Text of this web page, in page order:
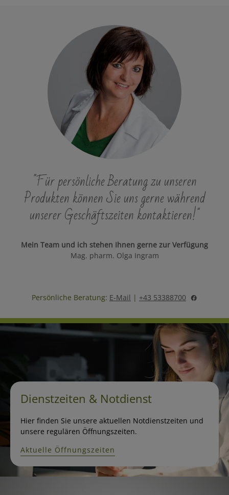
"Für persönliche Beratung zu unseren
Produkten können Sie uns gerne während
unserer Geschäftszeiten kontaktieren!"
Mein Team und ich stehen Ihnen gerne zur Verfügung
Mag. pharm. Olga Ingram
Persönliche Beratung: E-Mail | +43 53388700
Dienstzeiten & Notdienst
Hier finden Sie unsere aktuellen Notdienstzeiten und
unsere regulären Öffnungszeiten.
Aktuelle Öffnungszeiten